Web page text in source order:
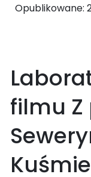
Opublikowane:
filmu Z